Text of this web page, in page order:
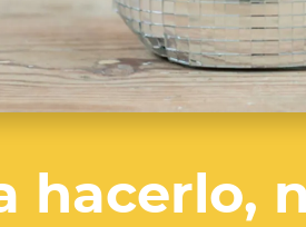
hacerlo,